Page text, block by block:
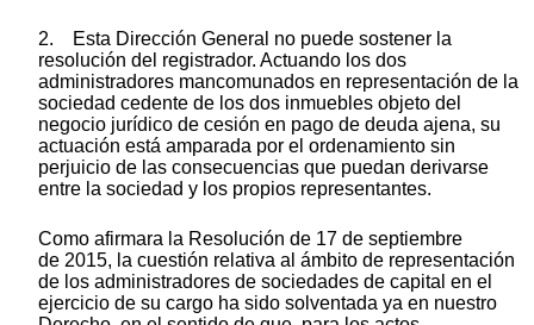
2. Esta Dirección General no puede sostener la
resolución del registrador. Actuando los dos
administradores mancomunados en representación de la
sociedad cedente de los dos inmuebles objeto del
negocio jurídico de cesión en pago de deuda ajena, su
actuación está amparada por el ordenamiento sin
perjuicio de las consecuencias que puedan derivarse
entre la sociedad y los propios representantes.
Como afirmara la Resolución de 17 de septiembre
de 2015, la cuestión relativa al ámbito de representación
de los administradores de sociedades de capital en el
ejercicio de su cargo ha sido solventada ya en nuestro